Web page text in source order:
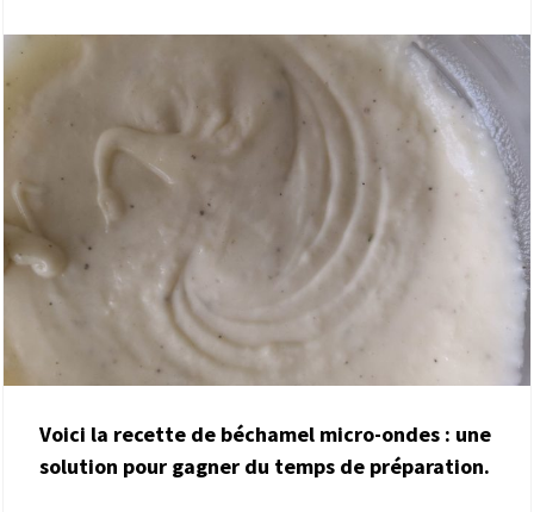
Voici la recette de béchamel micro-ondes : une
solution pour gagner du temps de préparation.